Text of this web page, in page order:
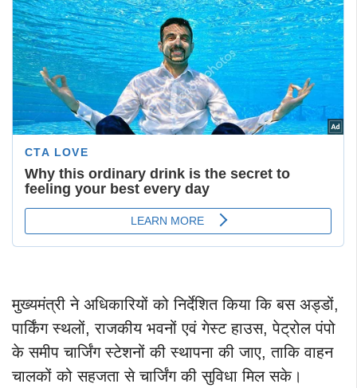
मुख्यमंत्री ने अधिकारियों को निर्देशित किया कि बस अड्डों,
पार्किंग स्थलों, राजकीय भवनों एवं गेस्ट हाउस, पेट्रोल पंपो
के समीप चार्जिंग स्टेशनों की स्थापना की जाए, ताकि वाहन
चालकों को सहजता से चार्जिंग की सुविधा मिल सके।